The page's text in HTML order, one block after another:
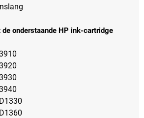
onderstaande HP ink-cartridge